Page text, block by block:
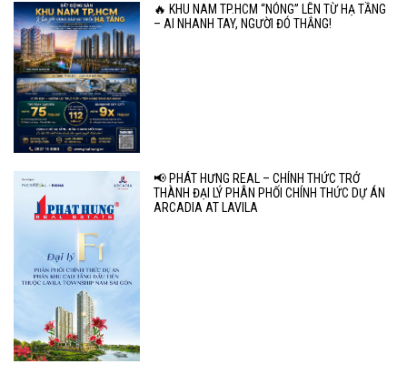
🔥 KHU NAM TP.HCM “NÓNG” LÊN TỪ HẠ TẦNG
– AI NHANH TAY, NGƯỜI ĐÓ THẮNG!
📢 PHÁT HƯNG REAL – CHÍNH THỨC TRỞ
THÀNH ĐẠI LÝ PHÂN PHỐI CHÍNH THỨC DỰ ÁN
ARCADIA AT LAVILA